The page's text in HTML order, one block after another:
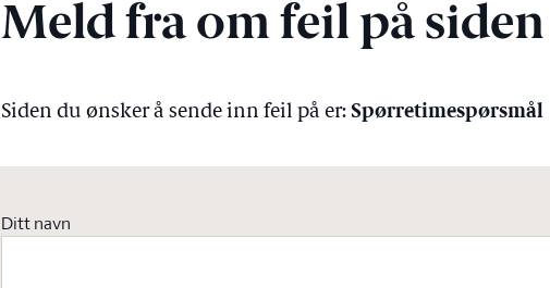
Meld fra om feil på siden
Siden du ønsker å sende inn feil på er: Spørretimespørsmål
Ditt navn